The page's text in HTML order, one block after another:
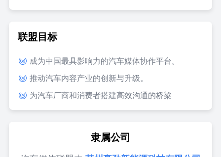
联盟目标
成为中国最具影响力的汽车媒体协作平台。
推动汽车内容产业的创新与升级。
为汽车厂商和消费者搭建高效沟通的桥梁
隶属公司